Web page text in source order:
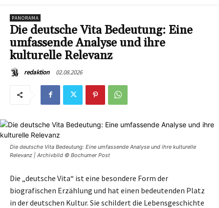
PANORAMA
Die deutsche Vita Bedeutung: Eine
umfassende Analyse und ihre
kulturelle Relevanz
redaktion 02.08.2026
Die deutsche Vita Bedeutung: Eine umfassende Analyse und ihre kulturelle
Relevanz | Archivbild © Bochumer Post
Die „deutsche Vita“ ist eine besondere Form der
biografischen Erzählung und hat einen bedeutenden Platz
in der deutschen Kultur. Sie schildert die Lebensgeschichte